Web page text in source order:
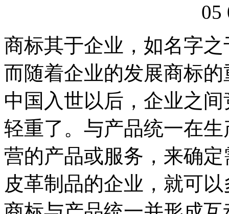
05
商标其于企业，如名字
而随着企业的发展商标
中国入世以后，企业之
轻重了。与产品统一在
营的产品或服务，来确
皮革制品的企业，就可